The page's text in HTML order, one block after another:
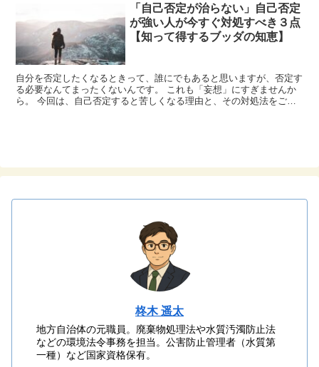
「自己否定が治らない」自己否定
が強い人が今すぐ対処すべき３点
【知って得するブッダの知恵】
自分を否定したくなるときって、誰にでもあると思いますが、否定す
る必要なんてまったくないんです。 これも「妄想」にすぎませんか
ら。 今回は、自己否定すると苦しくなる理由と、その対処法をご紹
柊木 遥太
地方自治体の元職員。廃棄物処理法や水質汚濁防止法
などの環境法令事務を担当。公害防止管理者（水質第
一種）など国家資格保有。